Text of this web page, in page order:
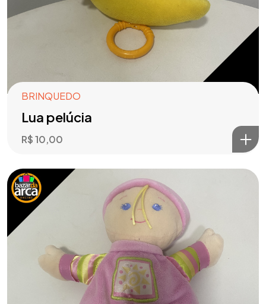
BRINQUEDO
Lua pelúcia
R$10,00